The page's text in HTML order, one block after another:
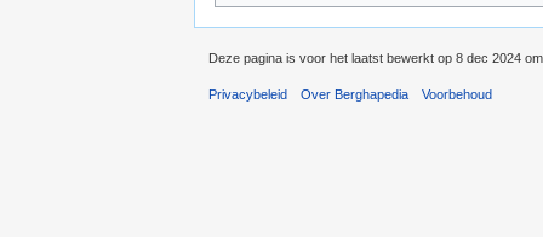
Deze pagina is voor het laatst bewerkt op 8 dec 2024
Privacybeleid Over Berghapedia Voorbehoud